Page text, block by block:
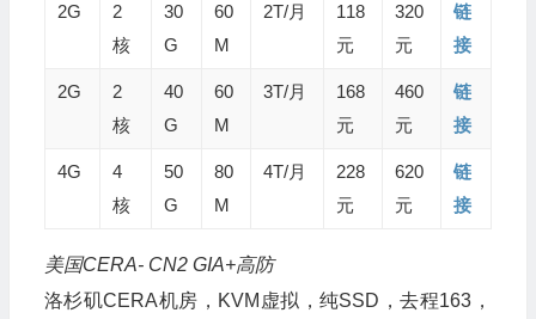
2G
2
核
30
G
60
M
2T/月
118
元
320
元
链
接
2G
2
核
40
G
60
M
3T/月
168
元
460
元
链
接
4G
4
核
50
G
80
M
4T/月
228
元
620
元
链
接
美国CERA- CN2 GIA+高防
洛杉矶CERA机房，KVM虚拟，纯SSD，去程163，